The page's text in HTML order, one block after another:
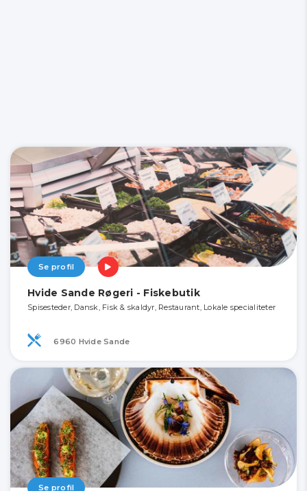
Se profil
Hvide Sande Røgeri - Fiskebutik
Spisesteder, Dansk, Fisk & skaldyr, Restaurant, Lokale specialiteter
6960 Hvide Sande
Se profil